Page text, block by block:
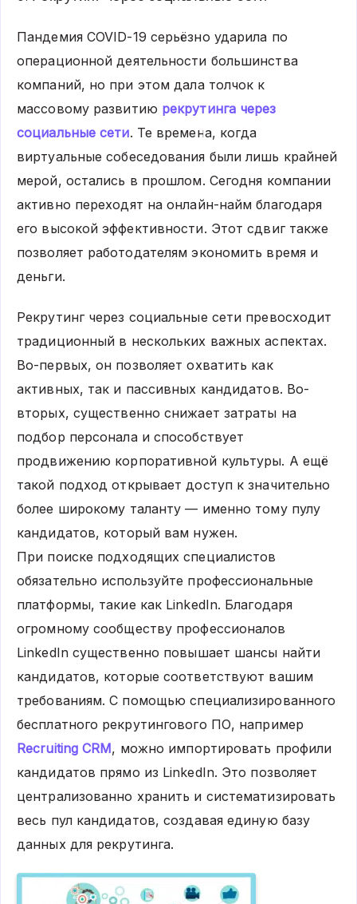
Пандемия COVID-19 серьёзно ударила по
операционной деятельности большинства
компаний, но при этом дала толчок к
массовому развитию рекрутинга через
социальные сети. Те времена, когда
виртуальные собеседования были лишь крайней
мерой, остались в прошлом. Сегодня компании
активно переходят на онлайн-найм благодаря
его высокой эффективности. Этот сдвиг также
позволяет работодателям экономить время и
деньги.
Рекрутинг через социальные сети превосходит
традиционный в нескольких важных аспектах.
Во-первых, он позволяет охватить как
активных, так и пассивных кандидатов. Во-
вторых, существенно снижает затраты на
подбор персонала и способствует
продвижению корпоративной культуры. А ещё
такой подход открывает доступ к значительно
более широкому таланту — именно тому пулу
кандидатов, который вам нужен.
При поиске подходящих специалистов
обязательно используйте профессиональные
платформы, такие как LinkedIn. Благодаря
огромному сообществу профессионалов
LinkedIn существенно повышает шансы найти
кандидатов, которые соответствуют вашим
требованиям. С помощью специализированного
бесплатного рекрутингового ПО, например
Recruiting CRM, можно импортировать профили
кандидатов прямо из LinkedIn. Это позволяет
централизованно хранить и систематизировать
весь пул кандидатов, создавая единую базу
данных для рекрутинга.